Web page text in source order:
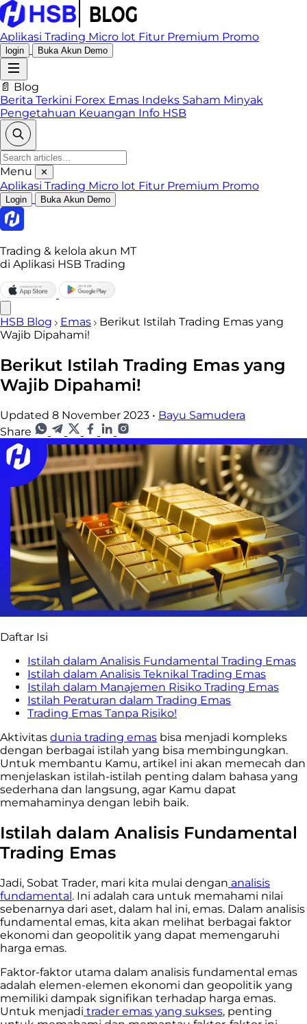
Aplikasi Trading Micro lot Fitur Premium Promo
login Buka Akun Demo
📄 Blog
Berita Terkini Forex Emas Indeks Saham Minyak
Pengetahuan Keuangan Info HSB
Menu ✕
Aplikasi Trading Micro lot Fitur Premium Promo
Login Buka Akun Demo
Trading & kelola akun MT
di Aplikasi HSB Trading
HSB Blog Emas
Berikut Istilah Trading Emas yang
Wajib Dipahami!
Berikut Istilah Trading Emas yang
Wajib Dipahami!
Updated 8 November 2023 • Bayu Samudera
Share
Daftar Isi
Istilah dalam Analisis Fundamental Trading Emas
Istilah dalam Analisis Teknikal Trading Emas
Istilah dalam Manajemen Risiko Trading Emas
Istilah Peraturan dalam Trading Emas
Trading Emas Tanpa Risiko!
Aktivitas dunia trading emas bisa menjadi kompleks
dengan berbagai istilah yang bisa membingungkan.
Untuk membantu Kamu, artikel ini akan memecah dan
menjelaskan istilah-istilah penting dalam bahasa yang
sederhana dan langsung, agar Kamu dapat
memahaminya dengan lebih baik.
Istilah dalam Analisis Fundamental
Trading Emas
Jadi, Sobat Trader, mari kita mulai dengan analisis
fundamental. Ini adalah cara untuk memahami nilai
sebenarnya dari aset, dalam hal ini, emas. Dalam analisis
fundamental emas, kita akan melihat berbagai faktor
ekonomi dan geopolitik yang dapat memengaruhi
harga emas.
Faktor-faktor utama dalam analisis fundamental emas
adalah elemen-elemen ekonomi dan geopolitik yang
memiliki dampak signifikan terhadap harga emas.
Untuk menjadi trader emas yang sukses, penting